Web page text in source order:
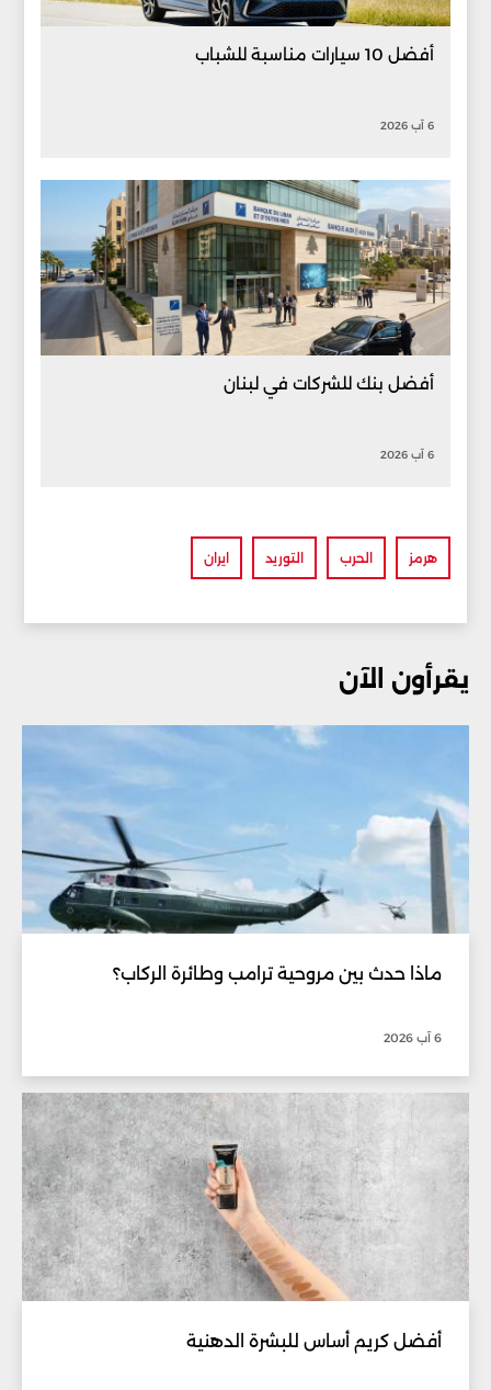
أفضل 10 سيارات مناسبة للشباب
6 آب 2026
أفضل بنك للشركات في لبنان
6 آب 2026
هرمز الحرب التوريد ايران
يقرأون الآن
ماذا حدث بين مروحية ترامب وطائرة الركاب؟
6 آب 2026
أفضل كريم أساس للبشرة الدهنية